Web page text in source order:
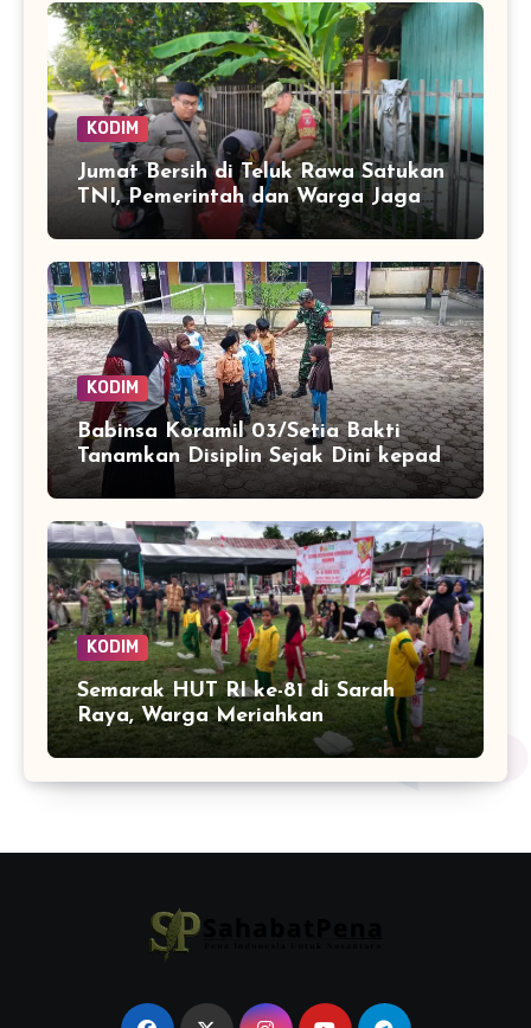
KODIM
Jumat Bersih di Teluk Rawa Satukan
TNI, Pemerintah dan Warga Jaga
Lingkungan
KODIM
Babinsa Koramil 03/Setia Bakti
Tanamkan Disiplin Sejak Dini kepada
Siswa SDN 8 Aceh Jaya
KODIM
Semarak HUT RI ke-81 di Sarah
Raya, Warga Meriahkan
Kemerdekaan dengan Lomba Balap